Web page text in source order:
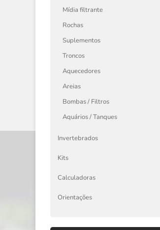
Mídia filtrante
Rochas
Suplementos
Troncos
Aquecedores
Areias
Bombas / Filtros
Aquários / Tanques
Invertebrados
Kits
Calculadoras
Orientações